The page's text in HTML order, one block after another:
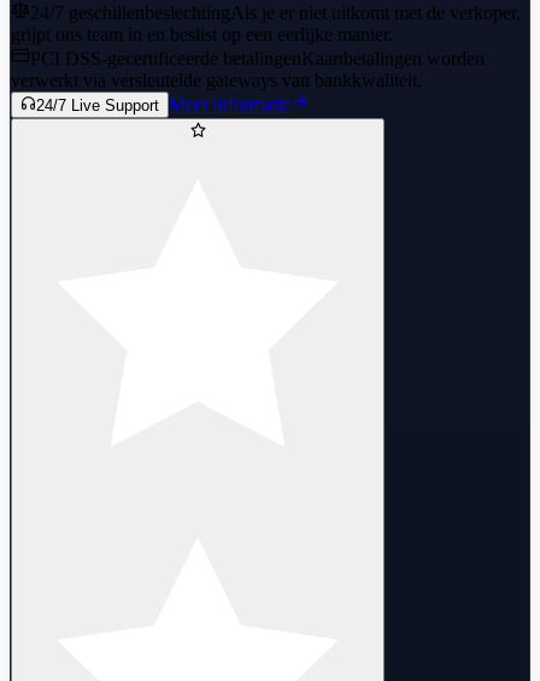
24/7 geschillenbeslechtingAls je er niet uitkomt met de verkoper,
grijpt ons team in en beslist op een eerlijke manier.
PCI DSS-gecertificeerde betalingenKaartbetalingen worden
verwerkt via versleutelde gateways van bankkwaliteit.
24/7 Live Support Meer informatie